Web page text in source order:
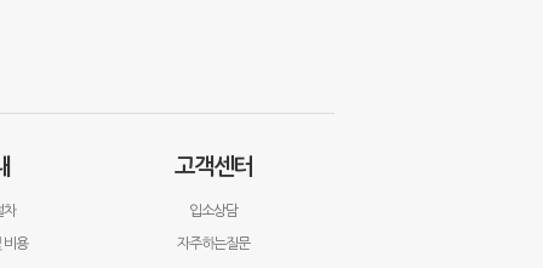
차
비용
고객센터
입소상담
자주하는질문